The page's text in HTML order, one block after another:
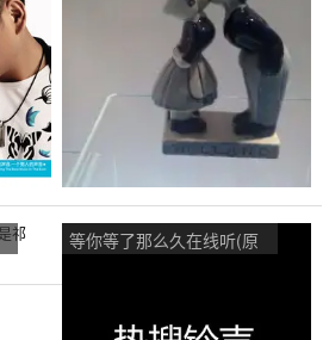
演唱点播:838次
等你等了那么久在线听(原